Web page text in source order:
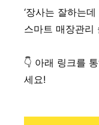
‘장사는 잘하는
스마트 매장관리
👇 아래 링크를
세요!